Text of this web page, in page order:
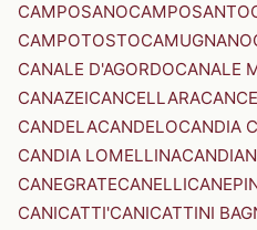
CAMPOSANOCAMPOSANTO
CAMPOTOSTOCAMUGNANO
CANALE D'AGORDOCANALE
CANAZEICANCELLARA
CANDELACANDELOCANDIA
CANDIA LOMELLINA
CANEGRATECANELLI
CANICATTI'CANICATTINI